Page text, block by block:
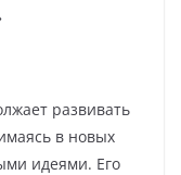
развивать
в новых
идеями. Его